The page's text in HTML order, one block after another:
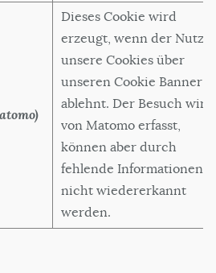
Dieses Cookie wird
erzeugt, wenn der Nutzer
unsere Cookies über
unseren Cookie Banner
ablehnt. Der Besuch wird
von Matomo erfasst,
können aber durch
fehlende Informationen
nicht wiedererkannt
werden.